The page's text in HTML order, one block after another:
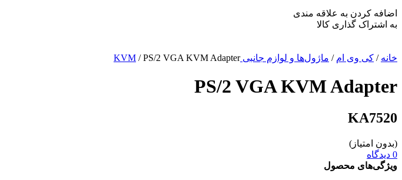
اضافه کردن به علاقه مندی
به اشتراک گذاری کالا
خانه / کی وی ام / ماژول‌ها و لوازم جانبی KVM/ PS/2 VGA KVM Adapter
PS/2 VGA KVM Adapter
KA7520
(بدون امتیاز)
0 دیدگاه
ویژگی‌های محصول